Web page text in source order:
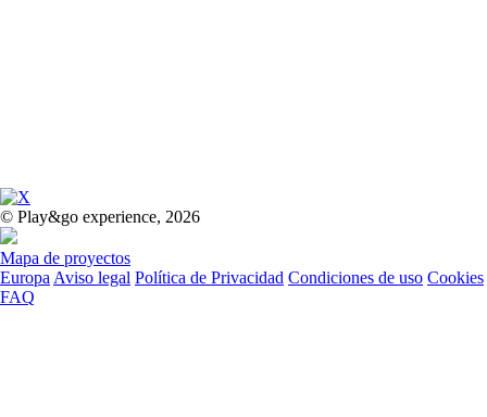
© Play&go experience, 2026
Mapa de proyectos
Europa Aviso legal Política de Privacidad Condiciones de uso Cookies
FAQ